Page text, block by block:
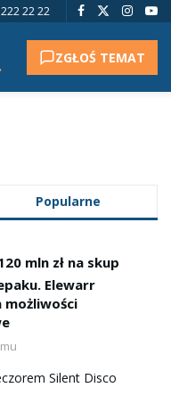
22 22
ZGŁOŚ TEMAT
Popularne
mln zł na skup
Elewarr
możliwości
Silent Disco